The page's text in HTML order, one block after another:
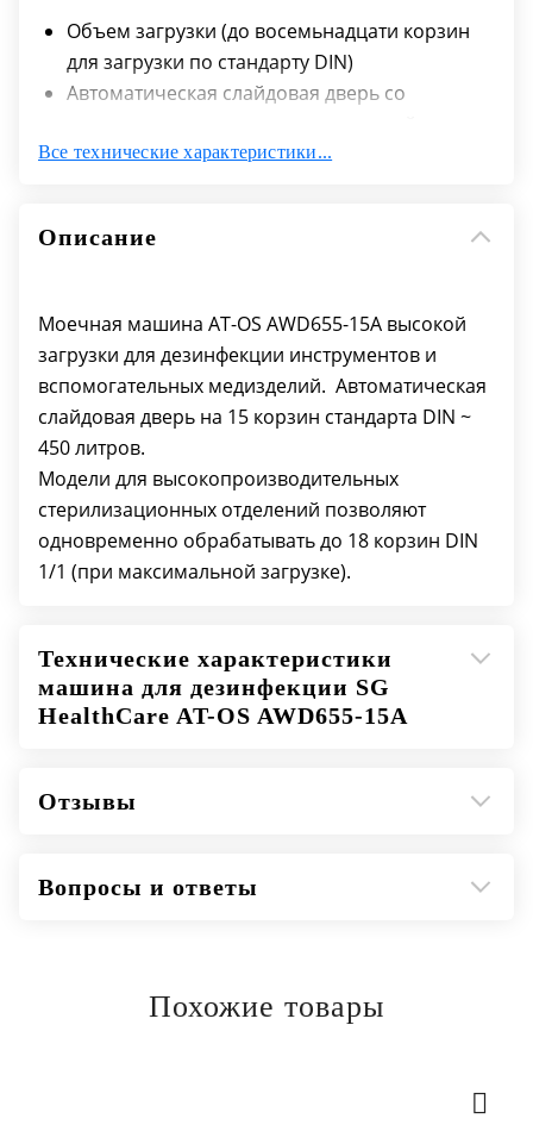
Объем загрузки (до восемьнадцати корзин
для загрузки по стандарту DIN)
Автоматическая слайдовая дверь со
AWD655-15А (непроходная)
AWD655-15АD (проходная)
Четыре встроенных шкафа для моющих
средств: канистры объемом 5 л
Три бойлера предварительного нагрева
воды для быстрого цикла
USB/Принтер для документирования цикла
Система сушки с фильтром HEPA H14
Встроенная система умягчения воды
Контроль дозирования моющих и
Все технические характеристики...
Описание
Моечная машина AT-OS AWD655-15A высокой
загрузки для дезинфекции инструментов и
вспомогательных медизделий. Автоматическая
слайдовая дверь на 15 корзин стандарта DIN ~
450 литров.
Модели для высокопроизводительных
стерилизационных отделений позволяют
одновременно обрабатывать до 18 корзин DIN
1/1 (при максимальной загрузке).
Технические характеристики
машина для дезинфекции SG
HealthCare AT-OS AWD655-15A
Отзывы
Вопросы и ответы
Похожие товары